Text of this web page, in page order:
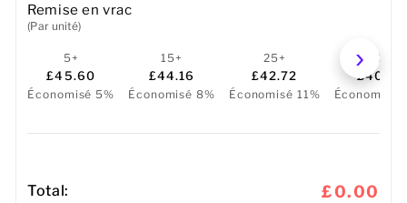
Remise en vrac
(Par unité)
5+
£45.60
Économisé 5%
15+
£44.16
Économisé 8%
25+
£42.72
Économisé 11%
50+
£40.32
Économisé
Total: £0.00